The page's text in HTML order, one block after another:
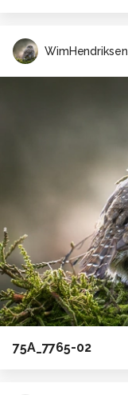
WimHendriksen
75A_7765-02